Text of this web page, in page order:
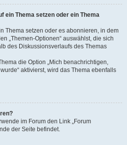
ein Thema setzen oder ein Thema
Thema setzen oder es abonnieren, in dem
„Themen-Optionen“ auswählst, die sich
des Diskussionsverlaufs des Themas
die Option „Mich benachrichtigen,
aktivierst, wird das Thema ebenfalls
im Forum den Link „Forum
der Seite befindet.